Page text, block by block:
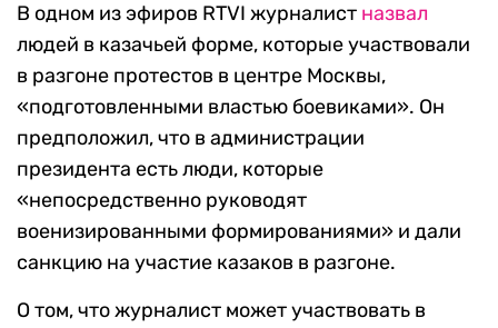
В одном из эфиров RTVI журналист назвал
людей в казачьей форме, которые участвовали
в разгоне протестов в центре Москвы,
«подготовленными властью боевиками». Он
предположил, что в администрации
президента есть люди, которые
«непосредственно руководят
военизированными формированиями» и дали
санкцию на участие казаков в разгоне.
О том, что журналист может участвовать в